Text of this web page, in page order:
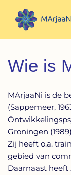
Wie is
MArjaaNi is de
(Sappemeer,
Groningen
Zij heeft o.a.
gebied van
Daarnaast heeft